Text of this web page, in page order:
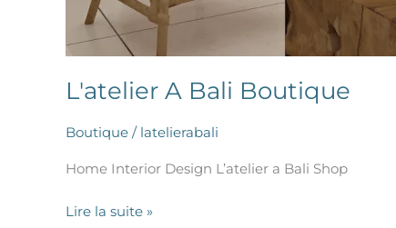
L'atelier A Bali Boutique
Boutique / latelierabali
Home Interior Design L’atelier a Bali Shop
Lire la suite »